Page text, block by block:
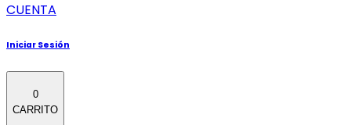
CUENTA
Iniciar Sesión
0
CARRITO